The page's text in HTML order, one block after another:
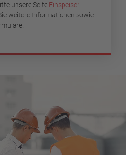
unsere Seite Einspeiser
weitere Informationen sowie